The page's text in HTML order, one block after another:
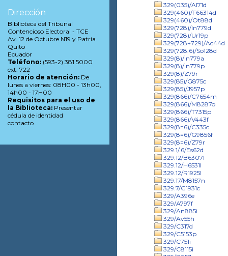
329(035)/Al71d
329(460)/F66314d
329(460)/Ot88d
329(728)/In779d
329(728)/Ur19p
329(728+729)/Ac44d
329(728.6)/So128d
329(8)/In779a
329(8)/In779p
329(8)/Z79r
329(85)/G875c
329(85)/J957p
329(866)/C7654m
329(866)/M8287o
329(866)/T7315p
329(866)/V443f
329(8=6)/C335c
329(8=6)/G9856f
329(8=6)/Z79r
329.1/.6/Es62d
329.12/B6307l
329.12/H6531l
329.12/R1925l
329.17/M8157n
329.7/G1931c
329/A396e
329/A797f
329/An885i
329/Av55h
329/C317d
329/C5153p
329/C751i
329/C8115i
Dirección
Biblioteca del Tribunal
Contencioso Electoral - TCE
Av. 12 de Octubre N19 y Patria
Quito
Ecuador
Teléfono: (593-2) 381 5000
ext. 722
Horario de atención: De
lunes a viernes: 08H00 - 13h00,
14h00 - 17H00
Requisitos para el uso de
la Biblioteca: Presentar
cédula de identidad
contacto